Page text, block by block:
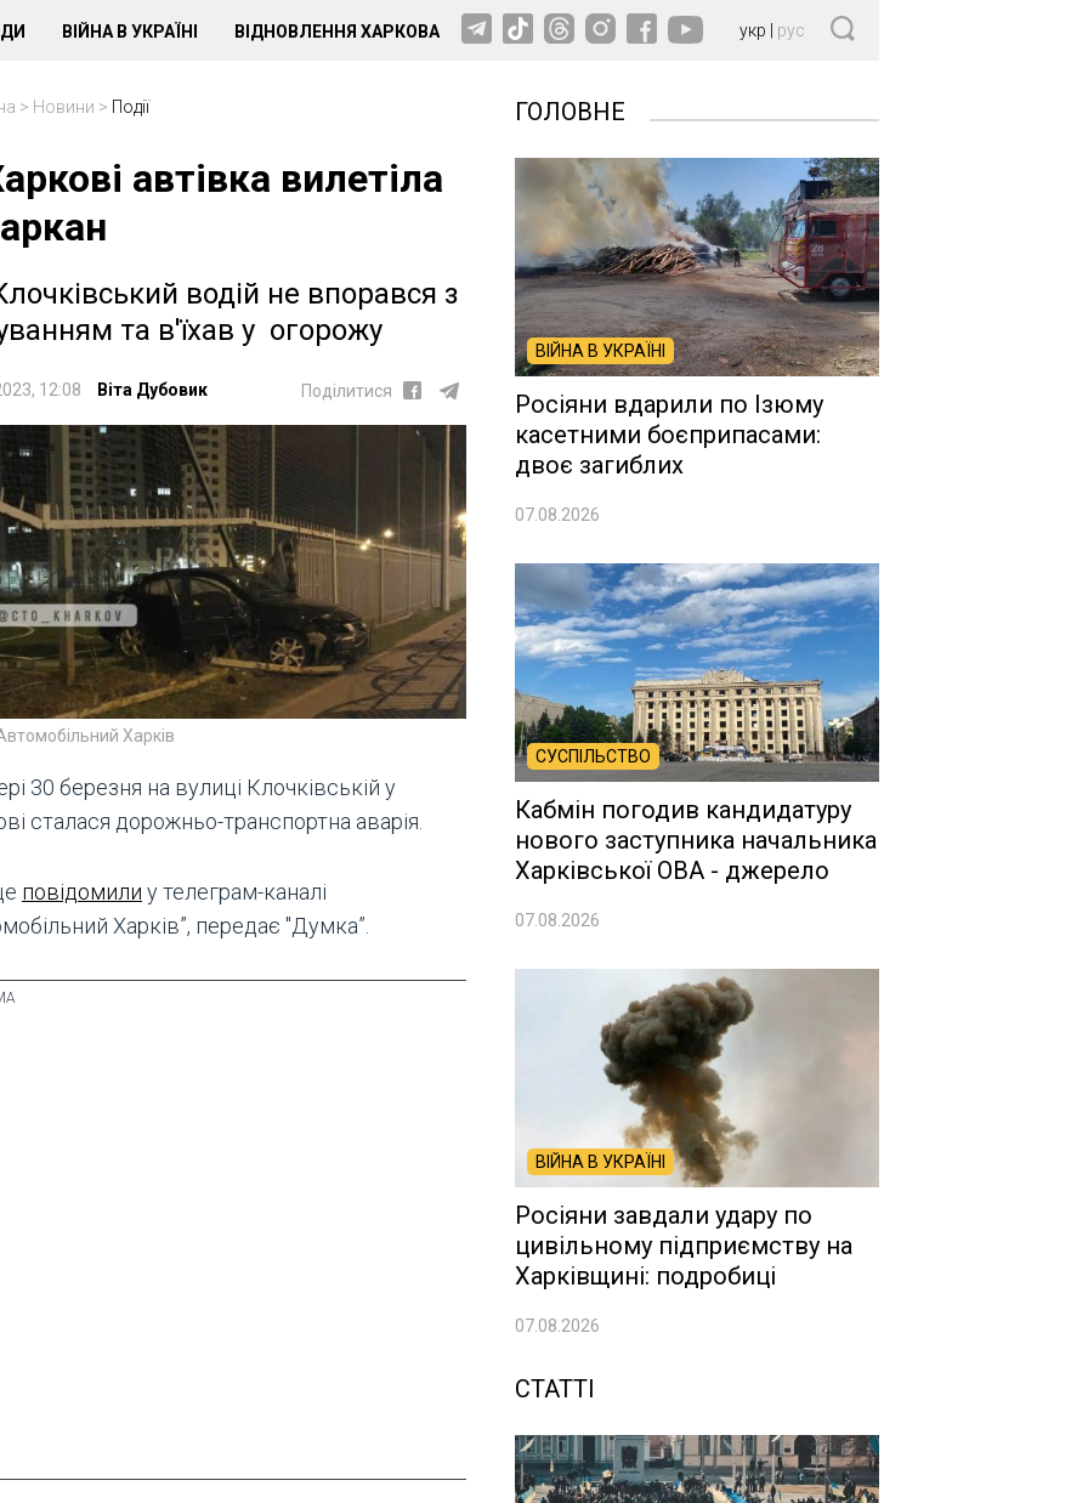
ВІЙНА В УКРАЇНІ ВІДНОВЛЕННЯ ХАРКОВА укр рус
> Новини > Події
автівка вилетіла
водій не впорався з
та в'їхав у огорожу
12:08 Віта Дубовик Поділитися
Харків
30 березня на вулиці Клочківській у
сталася дорожньо-транспортна аварія.
повідомили у телеграм-каналі
Харків”, передає "Думка”.
ГОЛОВНЕ
ВІЙНА В УКРАЇНІ
Росіяни вдарили по Ізюму
касетними боєприпасами:
двоє загиблих
07.08.2026
СУСПІЛЬСТВО
Кабмін погодив кандидатуру
нового заступника начальника
Харківської ОВА - джерело
07.08.2026
ВІЙНА В УКРАЇНІ
Росіяни завдали удару по
цивільному підприємству на
Харківщині: подробиці
07.08.2026
СТАТТІ